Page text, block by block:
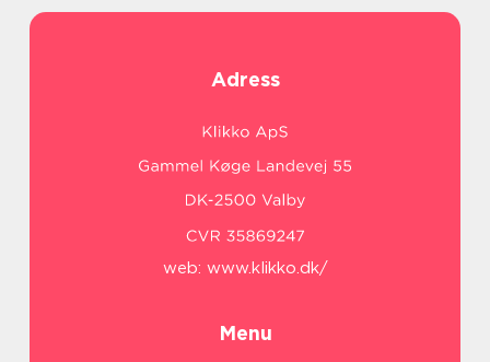
Adress
web: www.klikko.dk/
Menu